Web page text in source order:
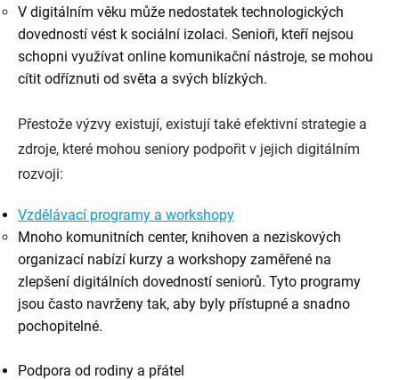
V digitálním věku může nedostatek technologických
dovedností vést k sociální izolaci. Senioři, kteří nejsou
schopni využívat online komunikační nástroje, se mohou
cítit odříznuti od světa a svých blízkých.
Přestože výzvy existují, existují také efektivní strategie a
zdroje, které mohou seniory podpořit v jejich digitálním
rozvoji:
Vzdělávací programy a workshopy
Mnoho komunitních center, knihoven a neziskových
organizací nabízí kurzy a workshopy zaměřené na
zlepšení digitálních dovedností seniorů. Tyto programy
jsou často navrženy tak, aby byly přístupné a snadno
pochopitelné.
Podpora od rodiny a přátel